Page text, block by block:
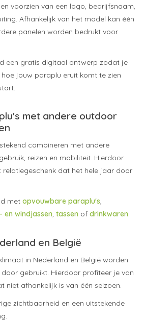
voorzien van een logo, bedrijfsnaam,
Afhankelijk van het model kan één
panelen worden bedrukt voor
een gratis digitaal ontwerp zodat je
jouw paraplu eruit komt te zien
met andere outdoor
combineren met andere
reizen en mobiliteit. Hierdoor
dat het hele jaar door
met opvouwbare paraplu's,
en windjassen, tassen of drinkwaren.
en België
in Nederland en België worden
gebruikt. Hierdoor profiteer je van
niet afhankelijk is van één seizoen.
zichtbaarheid en een uitstekende